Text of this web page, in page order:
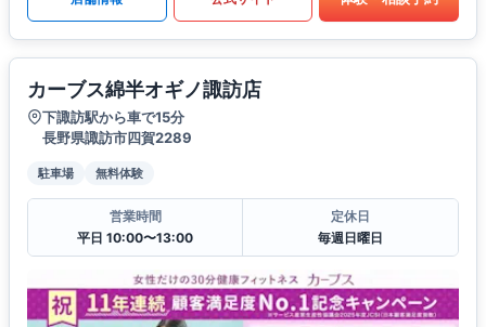
カーブス綿半オギノ諏訪店
下諏訪駅から車で15分
長野県諏訪市四賀2289
駐車場 無料体験
営業時間
平日 10:00〜13:00
定休日
毎週日曜日